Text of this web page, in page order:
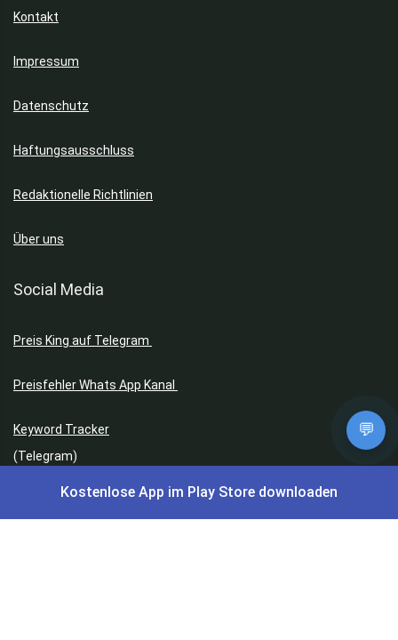
Kontakt
Impressum
Datenschutz
Haftungsausschluss
Redaktionelle Richtlinien
Über uns
Social Media
Preis King auf Telegram
Preisfehler Whats App Kanal
Keyword Tracker
(Telegram)
Browser Erweiterungen: Gutschein Finder
💬
Kostenlose App im Play Store downloaden